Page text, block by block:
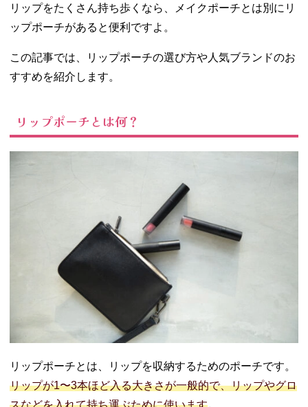
− 小さめサ
イズ
便利
− ストラッ
なブランド
03. リップポーチ
のおすすめ人気
− MARY
QUANT（マ
リークワン
ト）
− Lattice(ラ
イソー）
04. リップポーチ
があると便利！
リップをたくさん持ち歩くなら、メイクポーチとは別にリ
ップポーチがあると便利ですよ。
この記事では、リップポーチの選び方や人気ブランドのお
すすめを紹介します。
リップポーチとは何？
リップポーチとは、リップを収納するためのポーチです。
リップが1〜3本ほど入る大きさが一般的で、リップやグロ